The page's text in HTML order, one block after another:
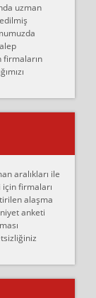
gün
uzman
aralıkları ile
firmaları
alaşma
anketi